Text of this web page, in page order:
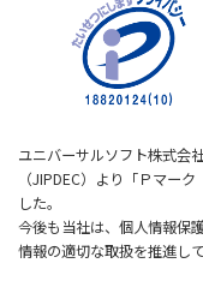
ユニバーサルソフト株式会
（JIPDEC）より「Ｐマー
した。
今後も当社は、個人情報保
情報の適切な取扱を推進して